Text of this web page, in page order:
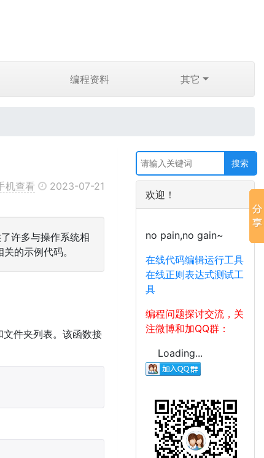
编程资料 其它
机查看 2023-07-21
许多与操作系统相
的示例代码。
件夹列表。该函数接
欢迎！
no pain,no gain~
在线代码编辑运行工具
在线正则表达式测试工
具
编程问题探讨交流，关
注微博和加QQ群：
Loading...